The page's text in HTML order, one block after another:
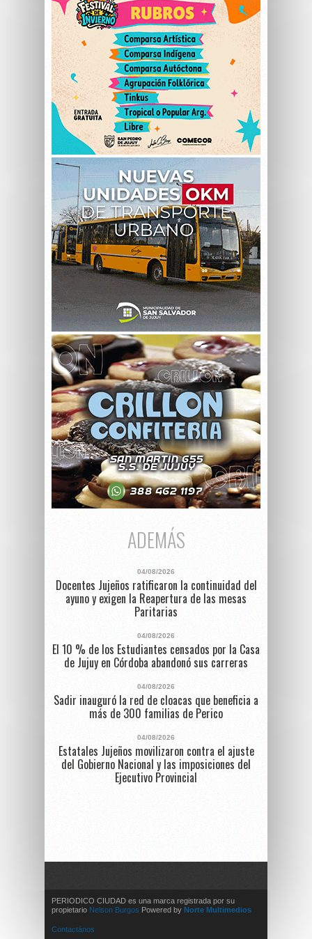
ADEMÁS
04/08/2026
Docentes Jujeños ratificaron la continuidad del
ayuno y exigen la Reapertura de las mesas
Paritarias
04/08/2026
El 10 % de los Estudiantes censados por la Casa
de Jujuy en Córdoba abandonó sus carreras
04/08/2026
Sadir inauguró la red de cloacas que beneficia a
más de 300 familias de Perico
04/08/2026
Estatales Jujeños movilizaron contra el ajuste
del Gobierno Nacional y las imposiciones del
Ejecutivo Provincial
PERIODICO CIUDAD es una marca registrada por su
propietario Nelson Burgos Powered by Norte Multimedios
Contactános